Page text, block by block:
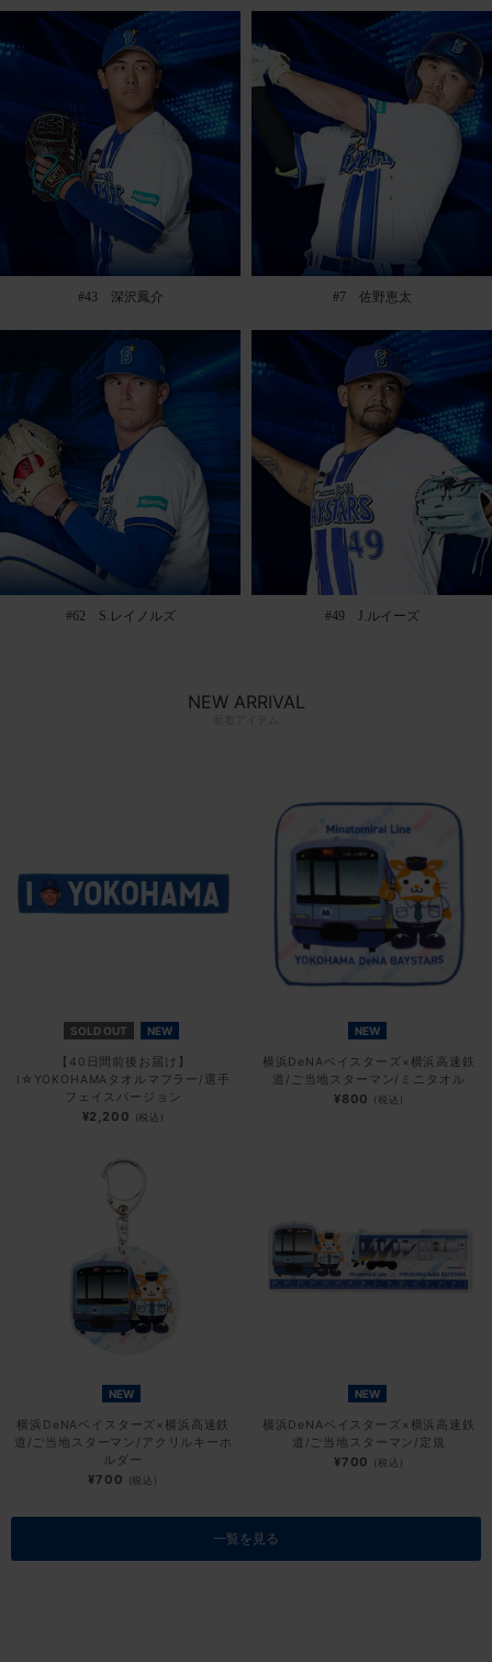
#43 深沢鳳介 #7 佐野恵太
#62 S.レイノルズ #49 J.ルイーズ
NEW ARRIVAL
SOLD OUT NEW
【40日間前後お届け】
I☆YOKOHAMAタオルマフラー/選手
フェイスバージョン
¥2,200 (税込)
NEW
横浜DeNAベイスターズ×横浜高速鉄
道/ご当地スターマン/ミニタオル
¥800 (税込)
NEW
横浜DeNAベイスターズ×横浜高速鉄
道/ご当地スターマン/アクリルキーホ
ルダー
¥700 (税込)
NEW
横浜DeNAベイスターズ×横浜高速鉄
道/ご当地スターマン/定規
¥700 (税込)
一覧を見る